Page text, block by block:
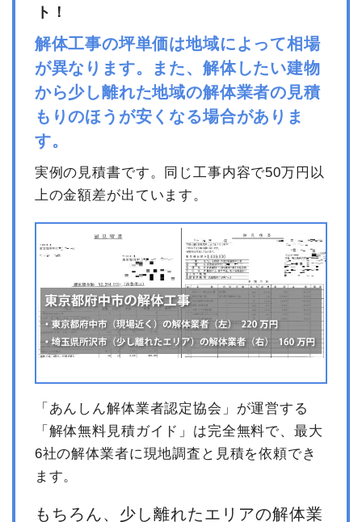
ト！
解体工事の坪単価は地域によって相場
が異なります。また、解体したい建物
から少し離れた地域の解体業者の見積
もりのほうが安くなる場合がありま
す。
実例の見積書です。同じ工事内容で50万円以
上の金額差が出ています。
「あんしん解体業者認定協会」が運営する
「解体無料見積ガイド」は完全無料で、最大
6社の解体業者に現地調査と見積を依頼でき
ます。
もちろん、少し離れたエリアの解体業